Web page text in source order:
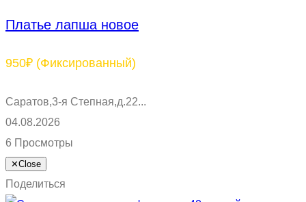
Платье лапша новое
950₽ (Фиксированный)
Саратов,3-я Степная,д.22...
04.08.2026
6 Просмотры
✕Close
Поделиться